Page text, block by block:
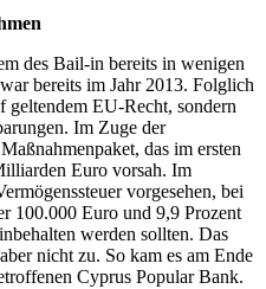
des Bail-in bereits in wenigen
bereits im Jahr 2013. Folglich
geltendem EU-Recht, sondern
Im Zuge der
das im ersten
Euro vorsah. Im
vorgesehen, bei
100.000 Euro und 9,9 Prozent
werden sollten. Das
nicht zu. So kam es am Ende
Cyprus Popular Bank.